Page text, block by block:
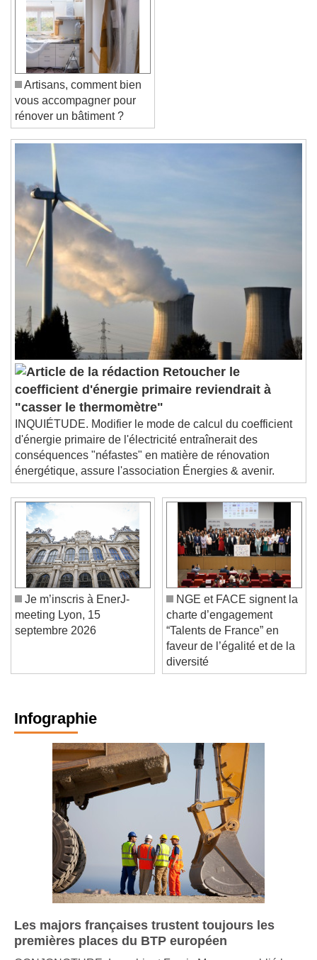
Text Edge Style
Font Family
Reset
Done
End of dialog window.
Artisans, comment bien
vous accompagner pour
rénover un bâtiment ?
Retoucher le
coefficient d'énergie primaire reviendrait à
"casser le thermomètre"
INQUIÉTUDE. Modifier le mode de calcul du coefficient
d'énergie primaire de l'électricité entraînerait des
conséquences "néfastes" en matière de rénovation
énergétique, assure l'association Énergies & avenir.
Je m’inscris à EnerJ-
meeting Lyon, 15
NGE et FACE signent la
charte d’engagement
“Talents de France” en
faveur de l’égalité et de la
diversité
Infographie
Les majors françaises trustent toujours les
premières places du BTP européen